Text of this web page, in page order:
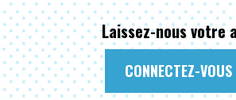
Laissez-nous votre
CONNECTEZ-VOUS